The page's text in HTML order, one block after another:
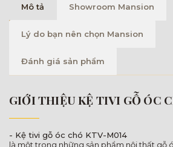
Mô tả Showroom Mansion
Lý do bạn nên chọn Mansion
Đánh giá sản phẩm
GIỚI THIỆU KỆ TIVI GỖ ÓC
- Kệ tivi gỗ óc chó KTV-M014
là một trong những sản phẩm nội thất gỗ